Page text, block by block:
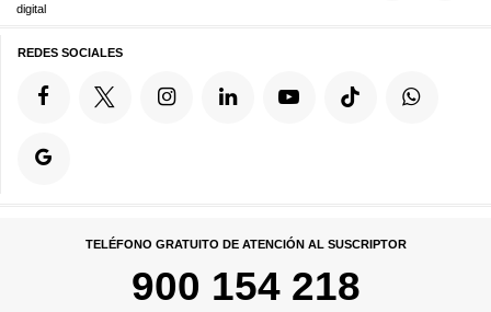
digital
REDES SOCIALES
TELÉFONO GRATUITO DE ATENCIÓN AL SUSCRIPTOR
900 154 218